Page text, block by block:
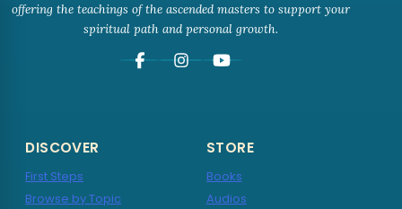
offering the teachings of the ascended masters to support your
spiritual path and personal growth.
DISCOVER
First Steps
Browse by Topic
STORE
Books
Audios